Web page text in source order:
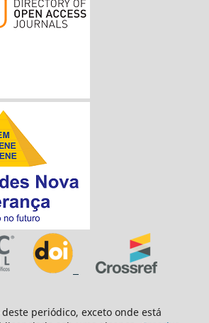
periódico, exceto onde está